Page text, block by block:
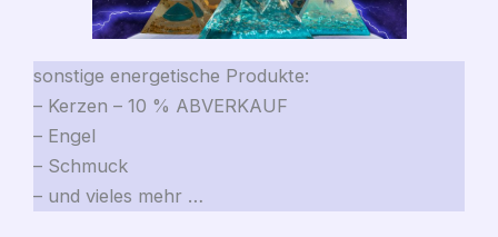
sonstige energetische Produkte:
– Kerzen – 10 % ABVERKAUF
– Engel
– Schmuck
– und vieles mehr …